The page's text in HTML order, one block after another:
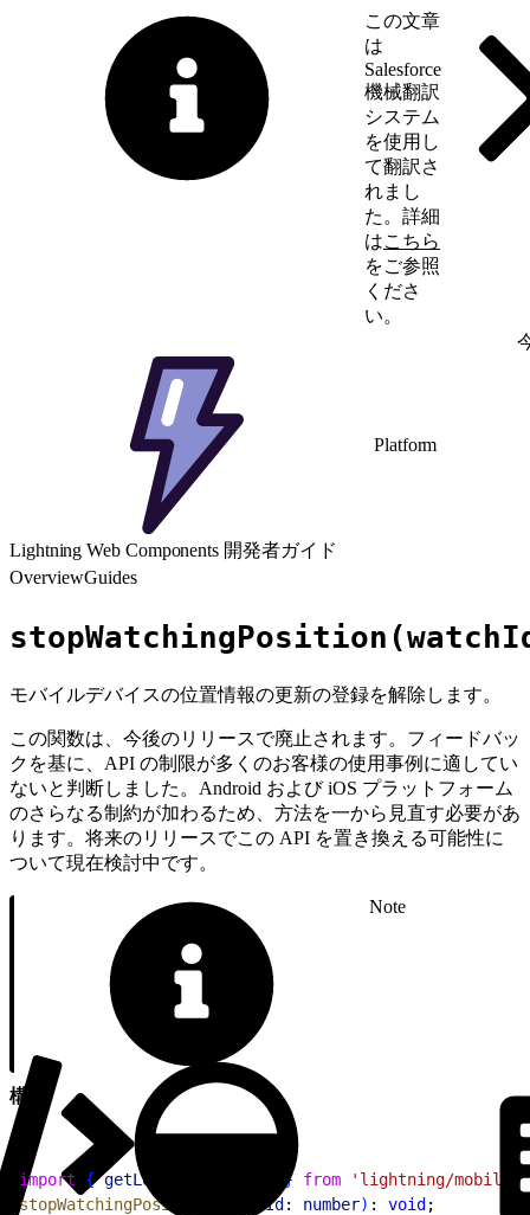
この文章
は
Salesforce
機械翻訳
システム
を使用し
て翻訳さ
れまし
た。詳細
はこちら
をご参照
くださ
い。
Platform
Lightning Web Components 開発者ガイド
OverviewGuides
モバイルデバイスの位置情報の更新の登録を解除します。
この関数は、今後のリリースで廃止されます。フィードバッ
クを基に、API の制限が多くのお客様の使用事例に適してい
ないと判断しました。Android および iOS プラットフォーム
のさらなる制約が加わるため、方法を一から見直す必要があ
ります。将来のリリースでこの API を置き換える可能性に
ついて現在検討中です。
Note
構文
import { getLocationService } from 'lightning/
stopWatchingPosition watchId : number) : void ;